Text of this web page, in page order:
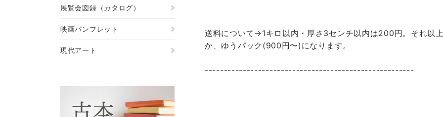
送料について→1キロ以内・厚さ3センチ以内は200円。それ以
か、ゆうパック(900円〜)になります。
-------------------------------------------------------
展覧会図録（カタログ）
映画パンフレット
現代アート